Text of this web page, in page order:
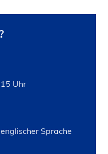
Uhr
Sprache